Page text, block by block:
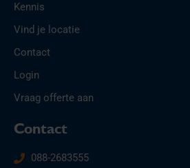
Kennis
Vind je locatie
Contact
Login
Vraag offerte aan
Contact
088-2683555